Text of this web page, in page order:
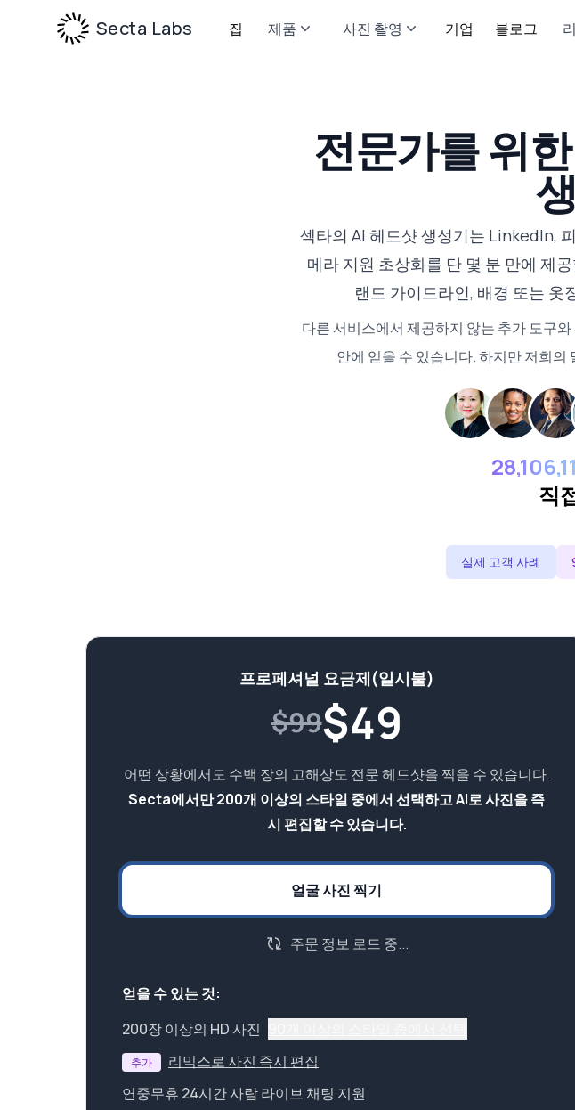
Secta Labs 집 제품 사진 촬영 기업 블로그
전문가를 위
섹타의 AI 헤드샷 생성기는 LinkedIn,
메라 지원 초상화를 단 몇 분 만에 제
랜드 가이드라인, 배경 또는 옷
다른 서비스에서 제공하지 않는 추가 도구
안에 얻을 수 있습니다. 하지만 저희의
직
실제 고객 사례
프로페셔널 요금제(일시불)
$99$49
어떤 상황에서도 수백 장의 고해상도 전문 헤드샷을 찍을 수 있습니다.
Secta에서만 200개 이상의 스타일 중에서 선택하고 AI로 사진을 즉
시 편집할 수 있습니다.
얼굴 사진 찍기
주문 정보 로드 중...
얻을 수 있는 것:
200장 이상의 HD 사진
추가
리믹스로 사진 즉시 편집
연중무휴 24시간 사람 라이브 채팅 지원